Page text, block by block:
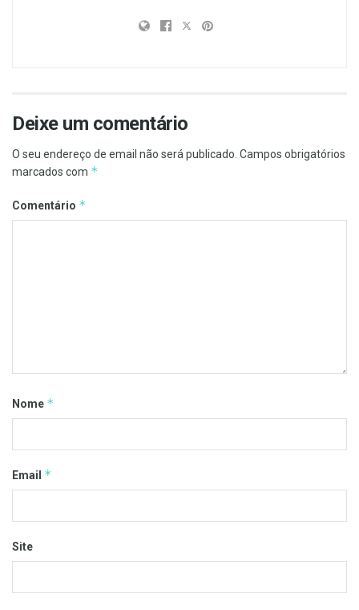
Deixe um comentário
O seu endereço de email não será publicado. Campos obrigatórios
marcados com *
Comentário *
Nome *
Email *
Site